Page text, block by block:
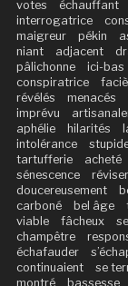
votes
échauffant
interrogatrice
maigreur
pékin
niant
adjacent
pâlichonne
ici-bas
conspiratrice
révélés
menacés
imprévu
aphélie
hilarités
intolérance
tartufferie
acheté
sénescence
réviser
doucereusement
carboné
bel âge
viable
fâcheux
champêtre
échafauder
continuaient
se
montré
bassesse